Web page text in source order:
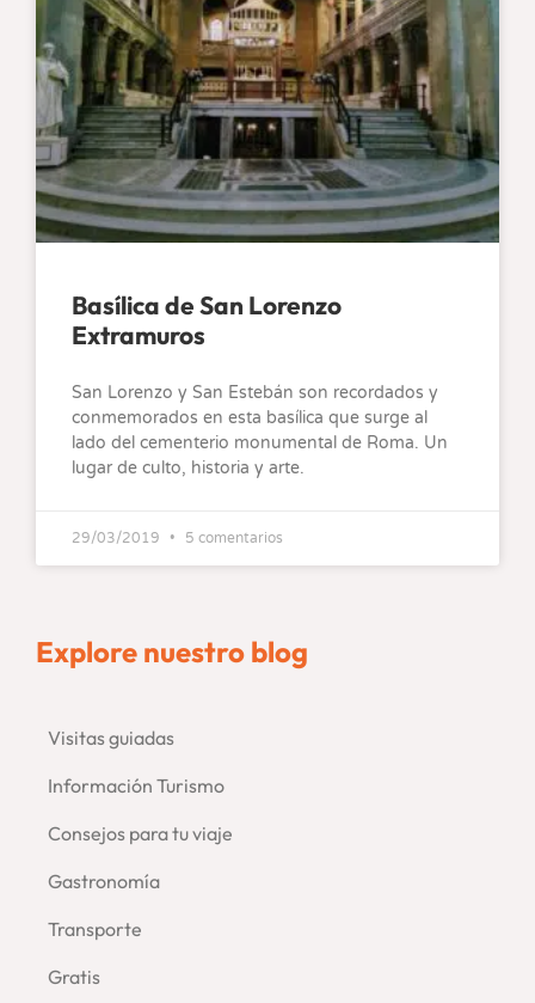
Basílica de San Lorenzo
Extramuros
San Lorenzo y San Estebán son recordados y
conmemorados en esta basílica que surge al
lado del cementerio monumental de Roma. Un
lugar de culto, historia y arte.
29/03/2019 5 comentarios
Explore nuestro blog
Visitas guiadas
–
Información Turismo
Consejos para tu viaje
–
Gastronomía
Transporte
Gratis